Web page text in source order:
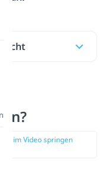
im Video springen